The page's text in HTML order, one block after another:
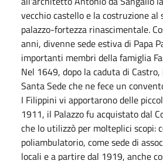
vecchio castello e la costruzione al
palazzo-fortezza rinascimentale.
anni, divenne sede estiva di Papa
importanti membri della famiglia
Nel 1649, dopo la caduta di
Santa Sede che ne fece un
I Filippini vi apportarono delle
1911, il Palazzo fu acquistato dal
che lo utilizzò per molteplici scopi:
poliambulatorio, come sede di
locali e a partire dal 1919, anche